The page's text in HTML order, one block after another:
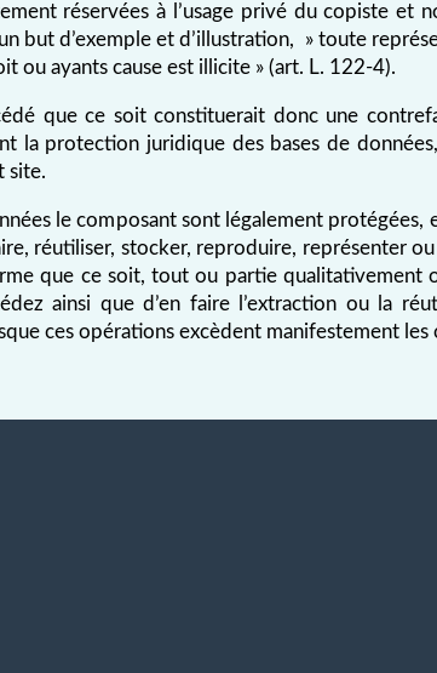
réservées à l’usage privé du copiste et
but d’exemple et d’illustration, » toute
ou ayants cause est illicite » (art. L. 122-4).
que ce soit constituerait donc une
la protection juridique des bases de
site.
le composant sont légalement
réutiliser, stocker, reproduire, représenter
que ce soit, tout ou partie qualitativement
ainsi que d’en faire l’extraction ou la
ces opérations excèdent manifestement les